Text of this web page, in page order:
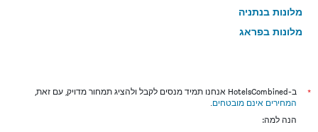
מלונות בנתניה
מלונות בפראג
מלונות בניו יורק
מלונות בבנגקוק
*
ב-HotelsCombined אנחנו תמיד מנסים לקבל ולהציג תמחור מדויק, עם זאת,
המחירים אינם מובטחים.
הנה למה: